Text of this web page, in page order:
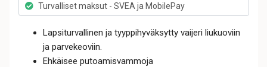
Turvalliset maksut - SVEA ja MobilePay
Lapsiturvallinen ja tyyppihyväksytty vaijeri liukuoviin
ja parvekeoviin.
Ehkäisee putoamisvammoja